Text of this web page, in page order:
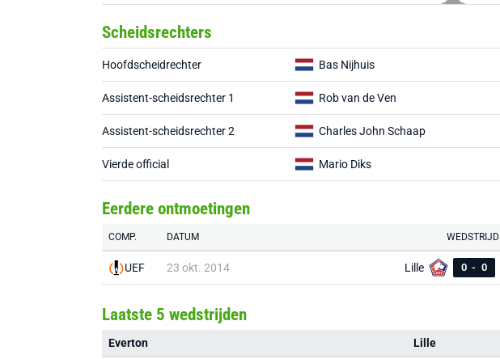
Scheidsrechters
Hoofdscheidrechter Bas Nijhuis
Assistent-scheidsrechter 1 Rob van de Ven
Assistent-scheidsrechter 2 Charles John Schaap
Vierde official Mario Diks
Eerdere ontmoetingen
COMP. DATUM WEDSTRIJD
UEF 23 okt. 2014 Lille 0 - 0
Laatste 5 wedstrijden
Everton Lille